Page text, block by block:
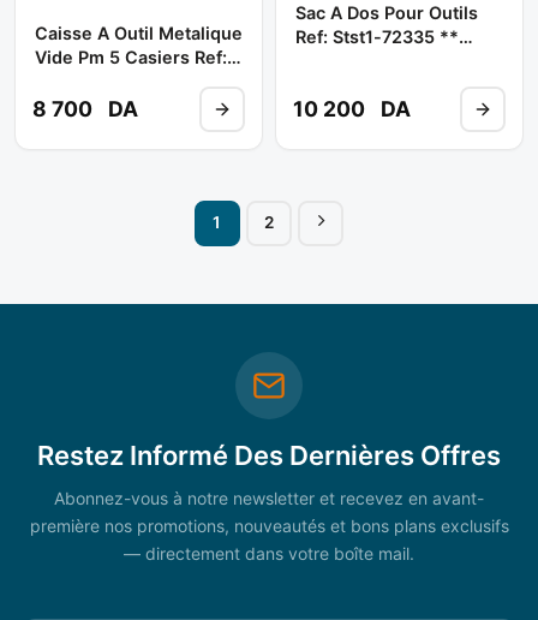
Caisse A Outil Metalique
Vide Pm 5 Casiers Ref:
8 700 DA
Sac A Dos Pour Outils
Ref: Stst1-72335 **
10 200 DA
1 2
Restez Informé Des Dernières Offres
Abonnez-vous à notre newsletter et recevez en avant-
première nos promotions, nouveautés et bons plans exclusifs
— directement dans votre boîte mail.